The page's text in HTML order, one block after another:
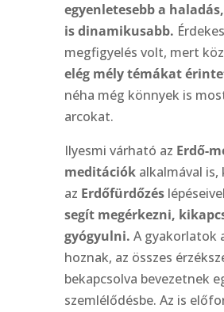
egyenletesebb a
is dinamikusabb. Érdekes
megfigyelés volt, mert
elég mély témákat
néha még könnyek is
arcokat.
Ilyesmi várható az Erdő-
meditációkalkalmával is,
az Erdőfürdőzés
segít megérkezni,
gyógyulni. A gyakorlatok
hoznak, az összes
bekapcsolva bevezetnek
szemlélődésbe. Az is